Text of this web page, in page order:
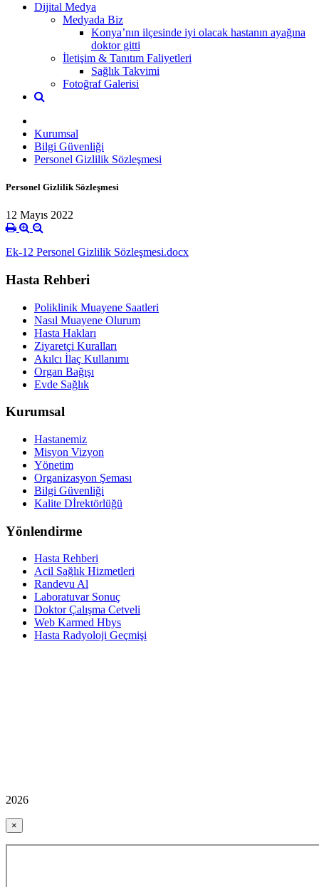
Dijital Medya
Medyada Biz
Konya’nın ilçesinde iyi olacak hastanın ayağına
doktor gitti
İletişim & Tanıtım Faliyetleri
Sağlık Takvimi
Fotoğraf Galerisi
Kurumsal
Bilgi Güvenliği
Personel Gizlilik Sözleşmesi
Personel Gizlilik Sözleşmesi
12 Mayıs 2022
Ek-12 Personel Gizlilik Sözleşmesi.docx
Hasta Rehberi
Poliklinik Muayene Saatleri
Nasıl Muayene Olurum
Hasta Hakları
Ziyaretçi Kuralları
Akılcı İlaç Kullanımı
Organ Bağışı
Evde Sağlık
Kurumsal
Hastanemiz
Misyon Vizyon
Yönetim
Organizasyon Şeması
Bilgi Güvenliği
Kalite Dİrektörlüğü
Yönlendirme
Hasta Rehberi
Acil Sağlık Hizmetleri
Randevu Al
Laboratuvar Sonuç
Doktor Çalışma Cetveli
Web Karmed Hbys
Hasta Radyoloji Geçmişi
2026
×